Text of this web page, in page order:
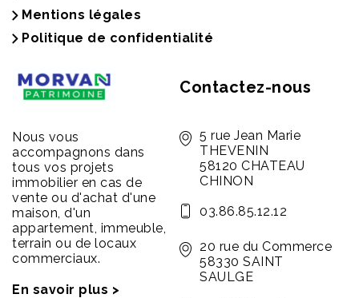
Mentions légales
Politique de confidentialité
Nous vous
accompagnons dans
tous vos projets
immobilier en cas de
vente ou d'achat d'une
maison, d'un
appartement, immeuble,
terrain ou de locaux
commerciaux.
En savoir plus >
Contactez-nous
5 rue Jean Marie
THEVENIN
58120 CHATEAU
CHINON
03.86.85.12.12
20 rue du Commerce
58330 SAINT
SAULGE